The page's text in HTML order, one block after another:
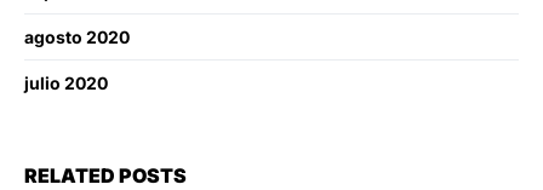
agosto 2020
julio 2020
RELATED POSTS